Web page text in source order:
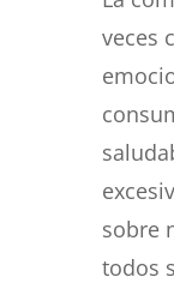
veces
sobre
todos